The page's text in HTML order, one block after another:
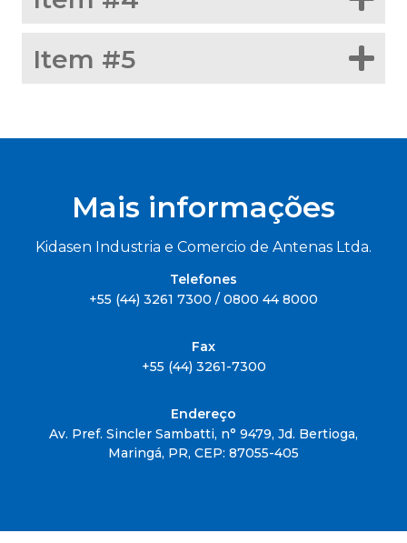
Item #5
Mais informações
Kidasen Industria e Comercio de Antenas Ltda.
Telefones
+55 (44) 3261 7300 / 0800 44 8000
Fax
+55 (44) 3261-7300
Endereço
Av. Pref. Sincler Sambatti, n° 9479, Jd. Bertioga,
Maringá, PR, CEP: 87055-405